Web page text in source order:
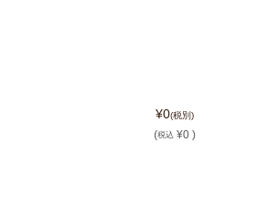
¥0(税別)
(税込 ¥0 )